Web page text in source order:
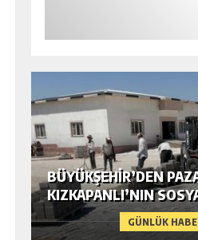
GÜNLÜK
BÜYÜKŞEHIR’DEN
KIZKAPANLI’NIN
ÇEVRE DÜZENLEMESI.